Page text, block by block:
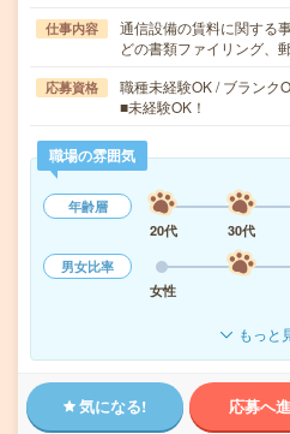
仕事内容
通信設備の賃料に関する
どの書類ファイリング、
応募資格
職種未経験OK / ブランク
■未経験OK！
職場の雰囲気
年齢層
20代
30代
男女比率
女性
もっと
気になる! 応募へ